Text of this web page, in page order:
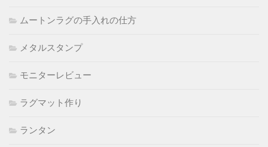
ムートンラグの手入れの仕方
メタルスタンプ
モニターレビュー
ラグマット作り
ランタン